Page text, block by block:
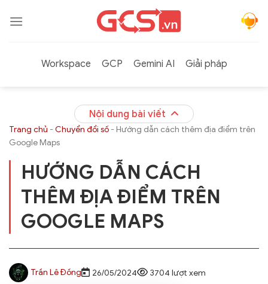
qua
Workspace
GCP Gemini AI Giải pháp
Nội dung bài viết
Trang chủ -Chuyển đổi số -Hướng dẫn cách thêm địa điểm trên
Google Maps
HƯỚNG DẪN CÁCH
THÊM ĐỊA ĐIỂM TRÊN
GOOGLE MAPS
Trần Lê Đồng 26/05/2024 3704 lượt xem